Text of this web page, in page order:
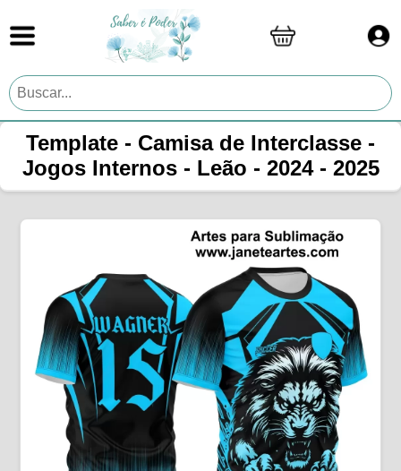
Template - Camisa de Interclasse -
Jogos Internos - Leão - 2024 - 2025